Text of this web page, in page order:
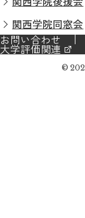
関西学院同窓会
お問い合わせ
大学評価関連
©